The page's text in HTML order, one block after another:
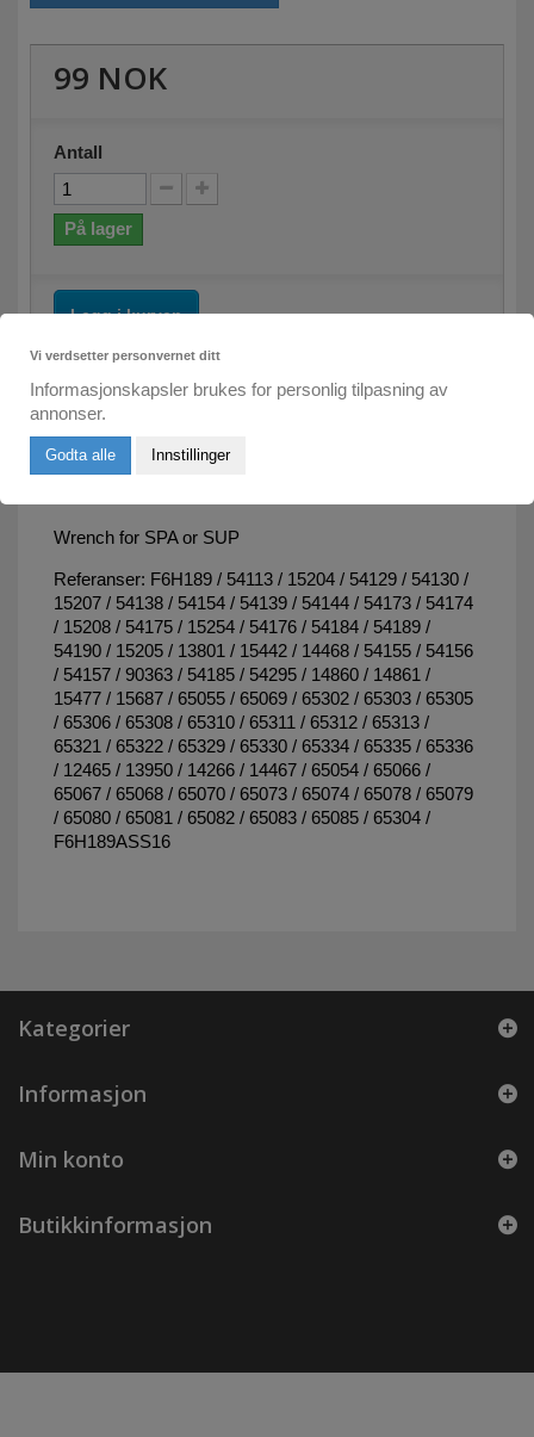
99 NOK
Antall
På lager
Legg i kurven
MER INFORMASJON
Wrench for SPA or SUP
Referanser: F6H189 / 54113 / 15204 / 54129 / 54130 / 15207 / 54138 / 54154 / 54139 / 54144 / 54173 / 54174 / 15208 / 54175 / 15254 / 54176 / 54184 / 54189 / 54190 / 15205 / 13801 / 15442 / 14468 / 54155 / 54156 / 54157 / 90363 / 54185 / 54295 / 14860 / 14861 / 15477 / 15687 / 65055 / 65069 / 65302 / 65303 / 65305 / 65306 / 65308 / 65310 / 65311 / 65312 / 65313 / 65321 / 65322 / 65329 / 65330 / 65334 / 65335 / 65336 / 12465 / 13950 / 14266 / 14467 / 65054 / 65066 / 65067 / 65068 / 65070 / 65073 / 65074 / 65078 / 65079
Kategorier
Informasjon
Min konto
Butikkinformasjon
Vi verdsetter personvernet ditt
Informasjonskapsler brukes for personlig tilpasning av
annonser.
Godta alle Innstillinger